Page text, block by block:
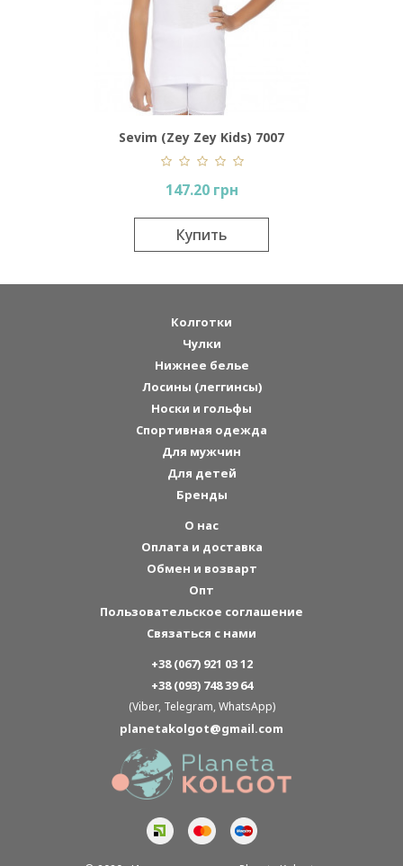
Sevim (Zey Zey Kids) 7007
147.20 грн
Купить
Колготки
Чулки
Нижнее белье
Лосины (леггинсы)
Носки и гольфы
Спортивная одежда
Для мужчин
Для детей
Бренды
О нас
Оплата и доставка
Обмен и возварт
Опт
Пользовательское соглашение
Связаться с нами
+38 (067) 921 03 12
+38 (093) 748 39 64
(Viber, Telegram, WhatsApp)
planetakolgot@gmail.com